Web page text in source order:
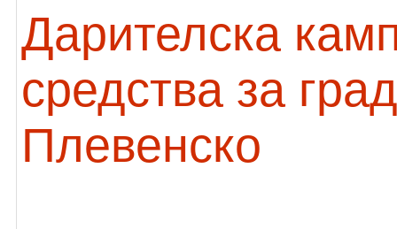
Дарителска
средства за
Плевенско